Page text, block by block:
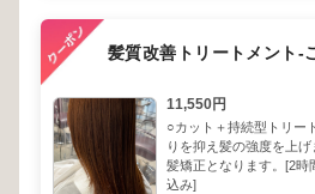
髪質改善トリートメント-
11,550円
○カット＋持続型トリー
りを抑え髪の強度を上
髪矯正となります。[2時
込み]